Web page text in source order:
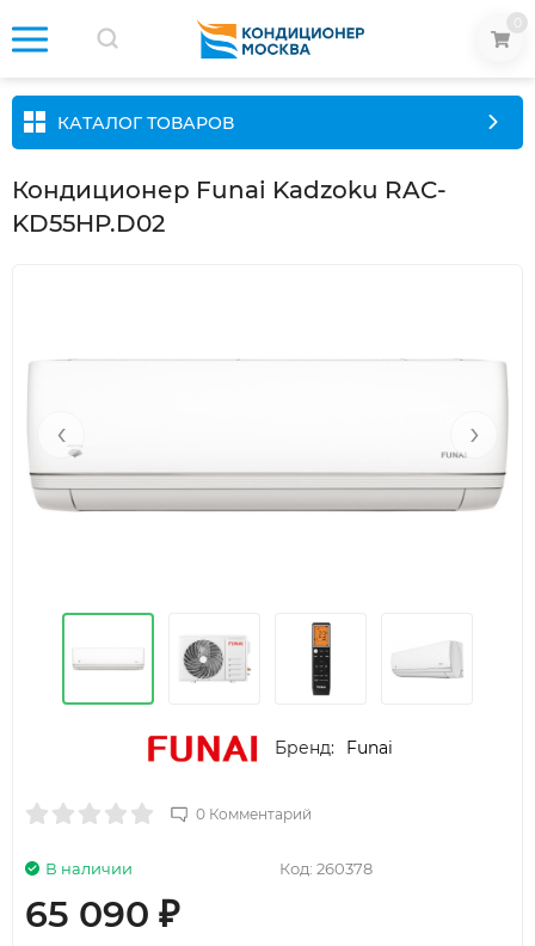
КАТАЛОГ ТОВАРОВ
Кондиционер Funai Kadzoku RAC-
KD55HP.D02
‹ ›
Бренд: Funai
0 Комментарий
Код: 260378
В наличии
65 090 ₽